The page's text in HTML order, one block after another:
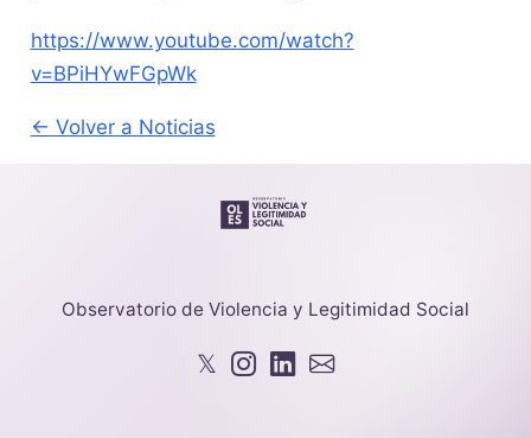
https://www.youtube.com/watch?
v=BPiHYwFGpWk
← Volver a Noticias
Observatorio de Violencia y Legitimidad Social
𝕏